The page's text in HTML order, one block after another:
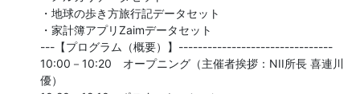
・地球の歩き方旅行記データセット
・家計簿アプリZaimデータセット
---【プログラム（概要）】--------------------------------
10:00－10:20　オープニング（主催者挨拶：NII所長 喜連川
優）